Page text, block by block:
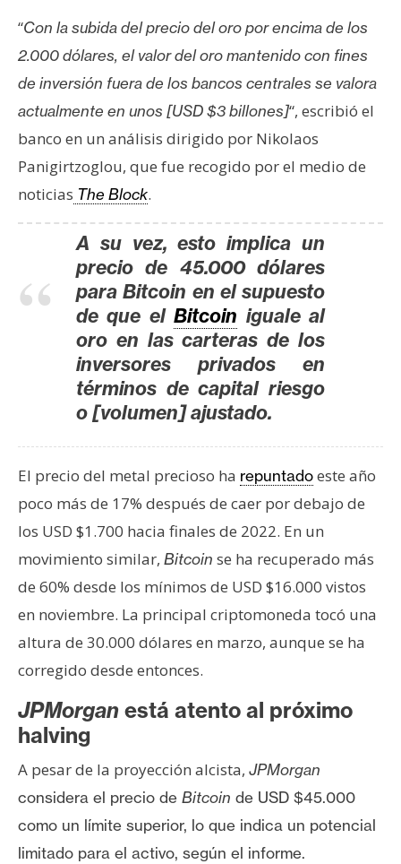
e
P
r
n
s
a
T
m
u
r
o
s
o
n
t
c
t
y
P
u
b
“Con la subida del precio del oro por encima de los
2.000 dólares, el valor del oro mantenido con fines
de inversión fuera de los bancos centrales se valora
actualmente en unos [USD $3 billones]“, escribió el
banco en un análisis dirigido por Nikolaos
Panigirtzoglou, que fue recogido por el medio de
noticias The Block.
A su vez, esto implica un
precio de 45.000 dólares
para Bitcoin en el supuesto
de que elBitcoin iguale al
oro en las carteras de los
inversores privados en
términos de capital riesgo
o [volumen] ajustado.
El precio del metal precioso ha repuntadoeste año
poco más de 17% después de caer por debajo de
los USD $1.700 hacia finales de 2022. En un
movimiento similar, Bitcoin se ha recuperado más
de 60% desde los mínimos de USD $16.000 vistos
en noviembre. La principal criptomoneda tocó una
altura de 30.000 dólares en marzo, aunque se ha
corregido desde entonces.
JPMorgan está atento al próximo
halving
A pesar de la proyección alcista, JPMorgan
considera el precio de Bitcoin de USD $45.000
como un límite superior, lo que indica un potencial
limitado para el activo, según el informe.